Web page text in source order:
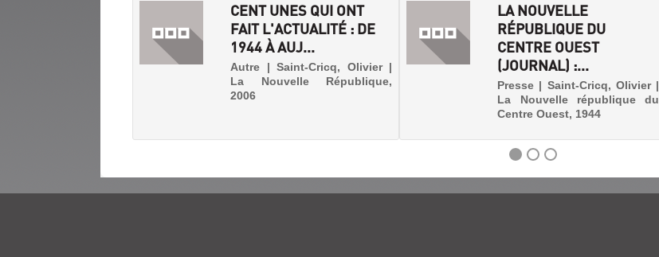
LA NOUVELLE
RÉPUBLIQUE DU
CENTRE OUEST
(JOURNAL) :...
Presse | Saint-Cricq, Olivier |
La Nouvelle république du
Centre Ouest, 1944
CENT UNES QUI ONT
FAIT L'ACTUALITÉ : DE
1944 À AUJ...
Autre | Saint-Cricq, Olivier |
La Nouvelle République,
2006